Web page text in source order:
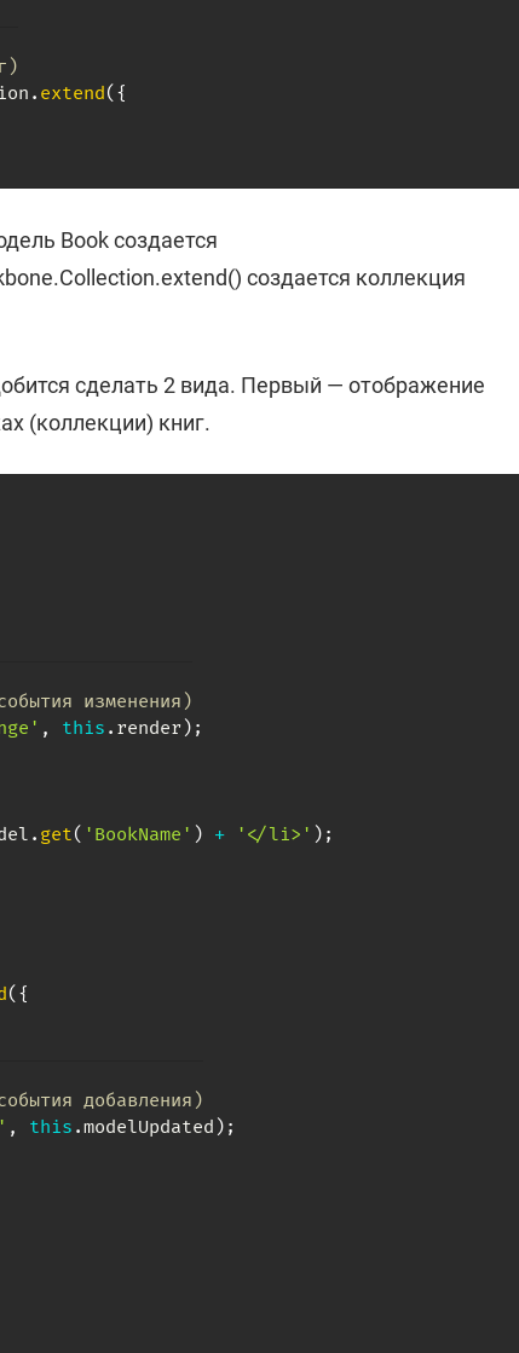
. extend( {
Book создается
создается коллекция
сделать 2 вида. Первый — отображение
(коллекции) книг.
изменения)
, this . render) ;
. get( 'BookName' ) + '</li>' ) ;
( {
добавления)
, this .modelUpdated ) ;